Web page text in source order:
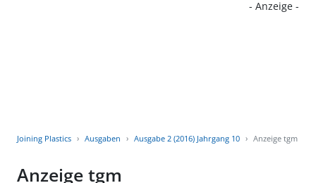
- Anzeige -
Joining Plastics Ausgaben Ausgabe 2 (2016) Jahrgang 10 Anzeige tgm
Anzeige tgm